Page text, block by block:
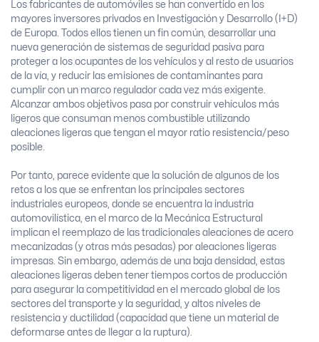
Los fabricantes de automóviles se han convertido en los
mayores inversores privados en Investigación y Desarrollo (I+D)
de Europa. Todos ellos tienen un fin común, desarrollar una
nueva generación de sistemas de seguridad pasiva para
proteger a los ocupantes de los vehículos y al resto de usuarios
de la vía, y reducir las emisiones de contaminantes para
cumplir con un marco regulador cada vez más exigente.
Alcanzar ambos objetivos pasa por construir vehículos más
ligeros que consuman menos combustible utilizando
aleaciones ligeras que tengan el mayor ratio resistencia/peso
posible.
Por tanto, parece evidente que la solución de algunos de los
retos a los que se enfrentan los principales sectores
industriales europeos, donde se encuentra la industria
automovilística, en el marco de la Mecánica Estructural
implican el reemplazo de las tradicionales aleaciones de acero
mecanizadas (y otras más pesadas) por aleaciones ligeras
impresas. Sin embargo, además de una baja densidad, estas
aleaciones ligeras deben tener tiempos cortos de producción
para asegurar la competitividad en el mercado global de los
sectores del transporte y la seguridad, y altos niveles de
resistencia y ductilidad (capacidad que tiene un material de
deformarse antes de llegar a la ruptura).